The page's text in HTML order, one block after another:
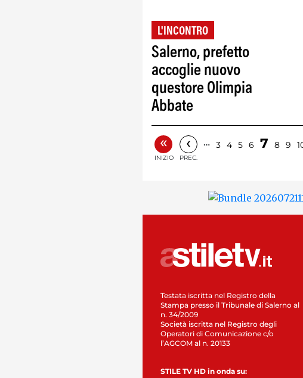
L'INCONTRO
Salerno, prefetto
accoglie nuovo
questore Olimpia
Abbate
«
INIZIO
‹
PREC.
… 3 4 5 6 7 8 9
Testata iscritta nel Registro della
Stampa presso il Tribunale di Salerno al
n. 34/2009
Società iscritta nel Registro degli
Operatori di Comunicazione c/o
l’AGCOM al n. 20133
STILE TV HD in onda su: